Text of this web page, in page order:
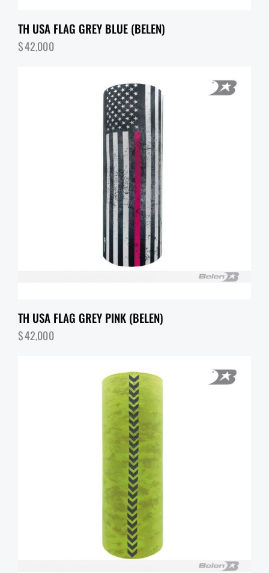
TH USA FLAG GREY BLUE (BELEN)
$42,000
TH USA FLAG GREY PINK (BELEN)
$42,000